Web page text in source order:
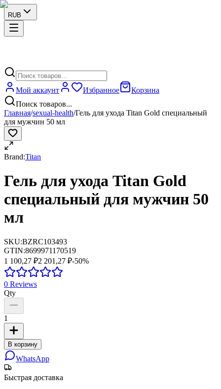
RUB
Мой аккаунт Избранное
Корзина
Поиск товаров...
Главная/sexual-health/Гель для ухода Titan Gold специальный
для мужчин 50 мл
Brand:Titan
Гель для ухода Titan Gold
специальный для мужчин 50
мл
SKU:BZRC103493
GTIN:8699971170519
1 100,27 ₽2 201,27 ₽-50%
0 Reviews
Qty
1
В корзину
WhatsApp
Быстрая доставка